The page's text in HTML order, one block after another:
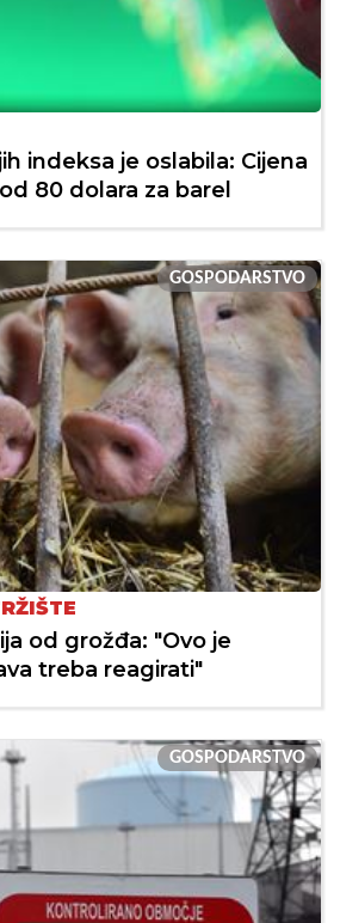
indeksa je oslabila: Cijena
80 dolara za barel
GOSPODARSTVO
od grožđa: "Ovo je
treba reagirati"
GOSPODARSTVO